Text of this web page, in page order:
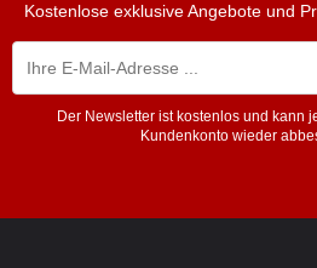
Kostenlose exklusive Angebote und
Der Newsletter ist kostenlos und kann
Kundenkonto wieder